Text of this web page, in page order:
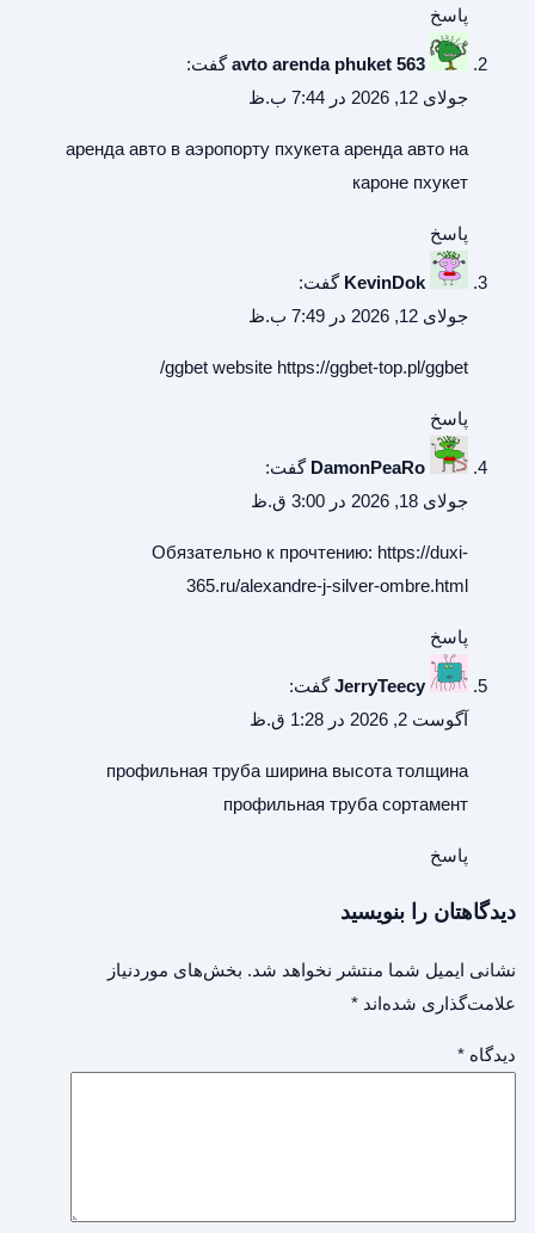
پاسخ
avto arenda phuket 563 گفت:
جولای 12, 2026 در 7:44 ب.ظ
аренда авто в аэропорту пхукета аренда авто на
кароне пхукет
پاسخ
KevinDok گفت:
جولای 12, 2026 در 7:49 ب.ظ
ggbet website https://ggbet-top.pl/ggbet/
پاسخ
DamonPeaRo گفت:
جولای 18, 2026 در 3:00 ق.ظ
Обязательно к прочтению: https://duxi-
365.ru/alexandre-j-silver-ombre.html
پاسخ
JerryTeecy گفت:
آگوست 2, 2026 در 1:28 ق.ظ
профильная труба ширина высота толщина
профильная труба сортамент
پاسخ
دیدگاهتان را بنویسید
نشانی ایمیل شما منتشر نخواهد شد. بخش‌های موردنیاز
علامت‌گذاری شده‌اند *
دیدگاه *